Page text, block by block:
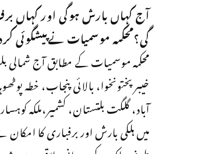
آج کہاں بارش ہوگی اور کہاں
گی؟محکمہ موسمیات نےپیشگوئی
محکمہ موسمیات کے مطابق آج شمالی
خیبرپختونخوا، بالائی پنجاب، خطہ
آباد، گلگت بلتستان، کشمیر،ملکہ
میں ہلکی بارش اور برفباری کا